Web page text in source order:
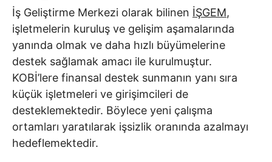
İş Geliştirme Merkezi olarak bilinen İŞGEM,
işletmelerin kuruluş ve gelişim aşamalarında
yanında olmak ve daha hızlı büyümelerine
destek sağlamak amacı ile kurulmuştur.
KOBİ’lere finansal destek sunmanın yanı sıra
küçük işletmeleri ve girişimcileri de
desteklemektedir. Böylece yeni çalışma
ortamları yaratılarak işsizlik oranında azalmayı
hedeflemektedir.